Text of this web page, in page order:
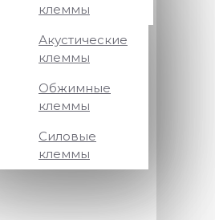
клеммы
Акустические
клеммы
Обжимные
клеммы
Силовые
клеммы